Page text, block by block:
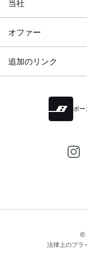
当社
オファー
追加のリンク
ボー
©
法律上のプラ